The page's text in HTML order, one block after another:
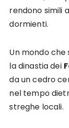
rendono simili
dormienti.
Un mondo
la dinastia dei
da un cedro
nel tempo
streghe locali.